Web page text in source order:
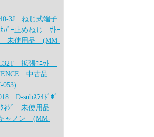
3J ねじ式端子
ﾞｰ止めねじ ｻﾄｰ
未使用品 (MM-
拡張ﾕﾆｯﾄ
中古品
053)
D-subｽﾗｲﾄﾞﾎﾞ
ｸﾈｼﾞ 未使用品
ャノン (MM-